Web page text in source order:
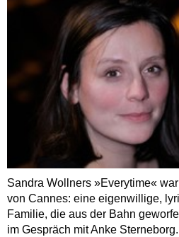
Sandra Wollners »Everytime«
von Cannes: eine eigenwillige,
Familie, die aus der Bahn
im Gespräch mit Anke Sterneborg.